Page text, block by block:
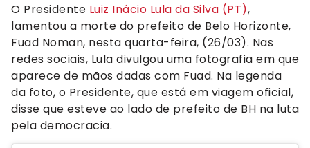
O Presidente Luiz Inácio Lula da Silva (PT),
lamentou a morte do prefeito de Belo Horizonte,
Fuad Noman, nesta quarta-feira, (26/03). Nas
redes sociais, Lula divulgou uma fotografia em que
aparece de mãos dadas com Fuad. Na legenda
da foto, o Presidente, que está em viagem oficial,
disse que esteve ao lado de prefeito de BH na luta
pela democracia.